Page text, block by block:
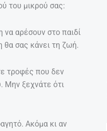
του μικρού σας:
να αρέσουν στο παιδί
θα σας κάνει τη ζωή.
τροφές που δεν
Μην ξεχνάτε ότι
Ακόμα κι αν